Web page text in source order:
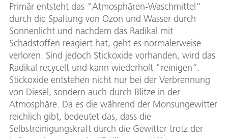
Primär entsteht das "Atmosphären-Waschmittel“
durch die Spaltung von Ozon und Wasser durch
Sonnenlicht und nachdem das Radikal mit
Schadstoffen reagiert hat, geht es normalerweise
verloren. Sind jedoch Stickoxide vorhanden, wird das
Radikal recycelt und kann wiederholt "reinigen“.
Stickoxide entstehen nicht nur bei der Verbrennung
von Diesel, sondern auch durch Blitze in der
Atmosphäre. Da es die während der Monsungewitter
reichlich gibt, bedeutet das, dass die
Selbstreinigungskraft durch die Gewitter trotz der